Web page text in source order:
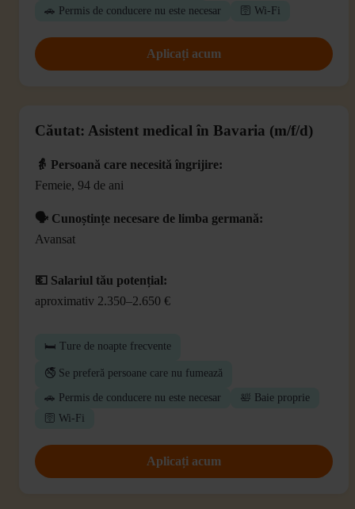
🚗 Permis de conducere nu este necesar
🛜 Wi-Fi
Aplicați acum
Căutat: Asistent medical în Bavaria (m/f/d)
👵 Persoană care necesită îngrijire:
Femeie, 94 de ani
🗣️ Cunoștințe necesare de limba germană:
Avansat
💶 Salariul tău potențial:
aproximativ 2.350–2.650 €
🛏️ Ture de noapte frecvente
🚭 Se preferă persoane care nu fumează
🚗 Permis de conducere nu este necesar
🛀 Baie proprie
🛜 Wi-Fi
Aplicați acum